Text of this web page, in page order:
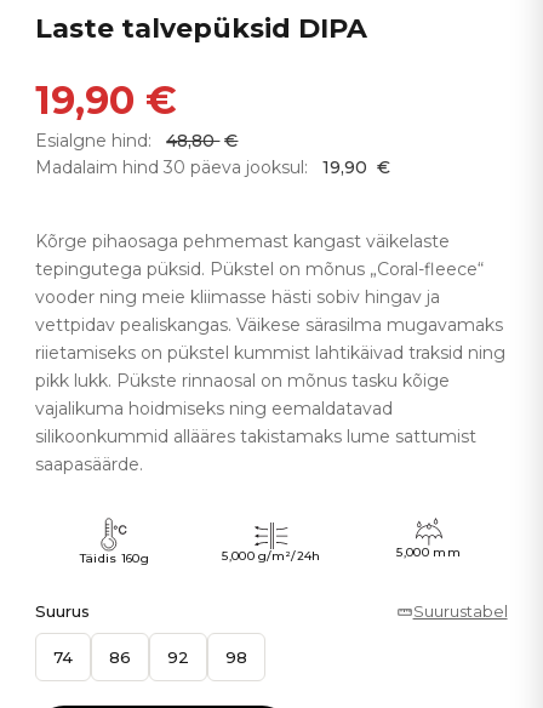
Laste talvepüksid DIPA
19,90 €
Esialgne hind: 48,80 €
Madalaim hind 30 päeva jooksul:
19,90 €
Kõrge pihaosaga pehmemast kangast väikelaste
tepingutega püksid. Pükstel on mõnus „Coral-fleece“
vooder ning meie kliimasse hästi sobiv hingav ja
vettpidav pealiskangas. Väikese särasilma mugavamaks
riietamiseks on pükstel kummist lahtikäivad traksid ning
pikk lukk. Pükste rinnaosal on mõnus tasku kõige
vajalikuma hoidmiseks ning eemaldatavad
silikoonkummid allääres takistamaks lume sattumist
saapasäärde.
Täidis 160g 5,000 g/m²/24h 5,000 mm
Suurus Suurustabel
74 86 92 98